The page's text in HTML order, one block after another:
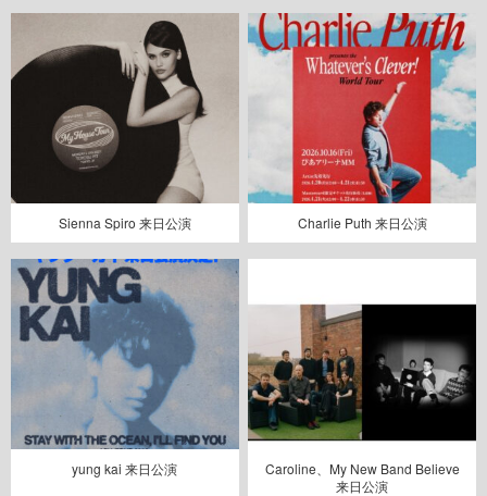
Sienna Spiro 来日公演 Charlie Puth 来日公演
yung kai 来日公演
Caroline、My New Band Believe
来日公演